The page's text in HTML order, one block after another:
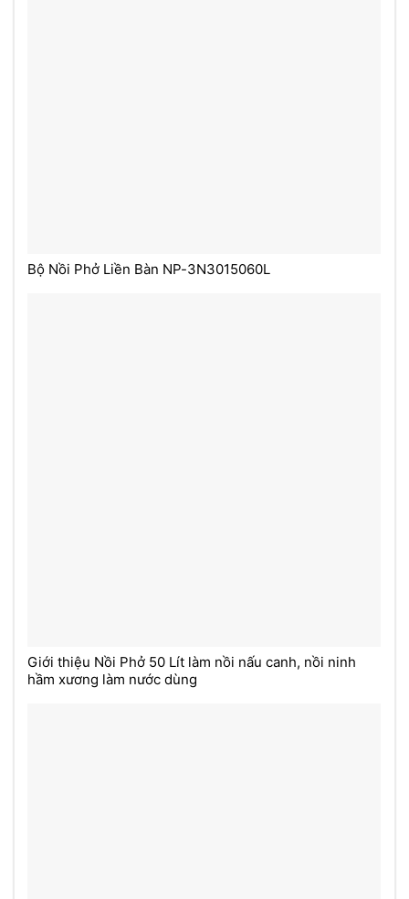
Bộ Nồi Phở Liền Bàn NP-3N3015060L
Giới thiệu Nồi Phở 50 Lít làm nồi nấu canh, nồi ninh
hầm xương làm nước dùng